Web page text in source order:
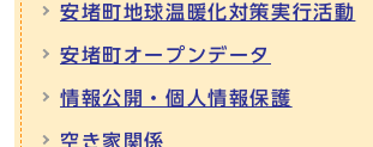
安堵町地球温暖化対策実行活動
安堵町オープンデータ
情報公開・個人情報保護
空き家関係